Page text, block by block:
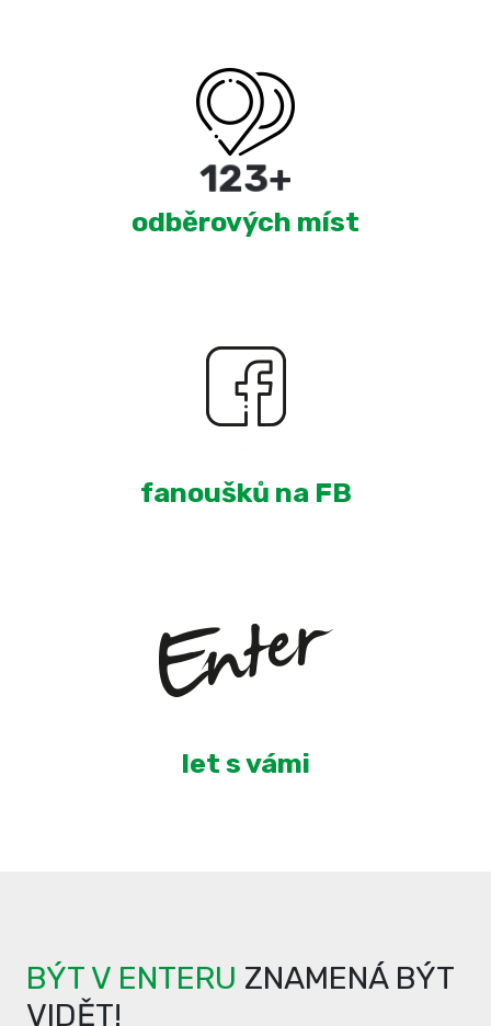
220+
odběrových míst
fanoušků na FB
let s vámi
BÝT V ENTERU ZNAMENÁ BÝT
VIDĚT!